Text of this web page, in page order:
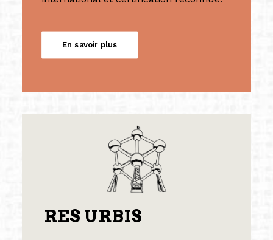
En savoir plus
RES URBIS